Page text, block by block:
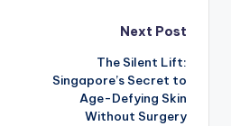
Next Post
The Silent Lift:
Singapore’s Secret to
Age-Defying Skin
Without Surgery